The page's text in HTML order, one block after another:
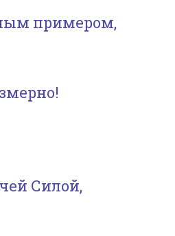
примером,
Силой,